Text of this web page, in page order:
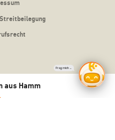
aus Hamm